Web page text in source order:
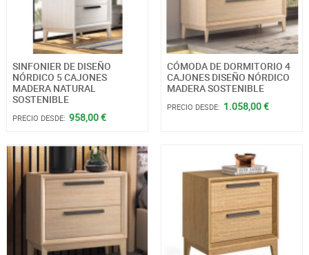
SINFONIER DE DISEÑO
NÓRDICO 5 CAJONES
MADERA NATURAL
SOSTENIBLE
PRECIO DESDE: 958,00 €
CÓMODA DE DORMITORIO 4
CAJONES DISEÑO NÓRDICO
MADERA SOSTENIBLE
PRECIO DESDE: 1.058,00 €